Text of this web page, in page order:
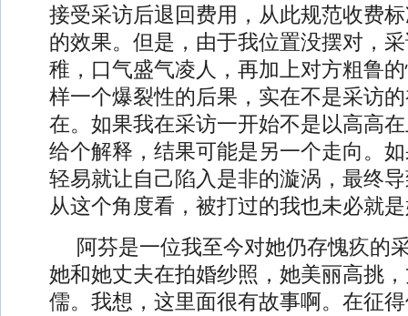
接受采访后退回费用，从此规范收费
的效果。但是，由于我位置没摆对，
稚，口气盛气凌人，再加上对方粗鲁
样一个爆裂性的后果，实在不是采访
在。如果我在采访一开始不是以高高
给个解释，结果可能是另一个走向。
轻易就让自己陷入是非的漩涡，最终
从这个角度看，被打过的我也未必就
阿芬是一位我至今对她仍存愧疚的
她和她丈夫在拍婚纱照，她美丽高挑
儒。我想，这里面很有故事啊。在征